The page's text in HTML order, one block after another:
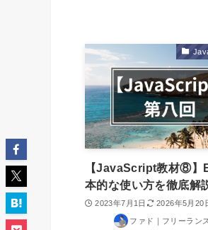
【JavaScript教材⑧】
本的な使い方を徹底解
2023年7月1日 2026年5月20
ファド｜フリーラン